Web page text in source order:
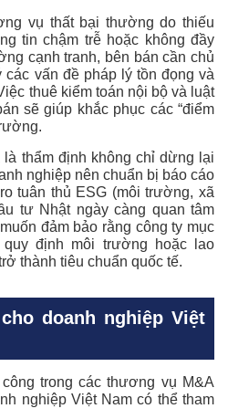
vụ thất bại thường do thiếu
tin chậm trễ hoặc không đầy
cạnh tranh, bên bán cần chủ
vấn đề pháp lý tồn đọng và
thuê kiểm toán nội bộ và luật
sẽ giúp khắc phục các “điểm
thẩm định không chỉ dừng lại
nghiệp nên chuẩn bị báo cáo
tuân thủ ESG (môi trường, xã
tư Nhật ngày càng quan tâm
đảm bảo rằng công ty mục
định môi trường hoặc lao
thành tiêu chuẩn quốc tế.
doanh nghiệp Việt
trong các thương vụ M&A
nghiệp Việt Nam có thể tham